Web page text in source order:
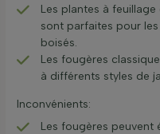
Les plantes à
sont parfaites pour
boisés.
Les fougères
à différents styles de
Inconvénients:
Les fougères peuvent